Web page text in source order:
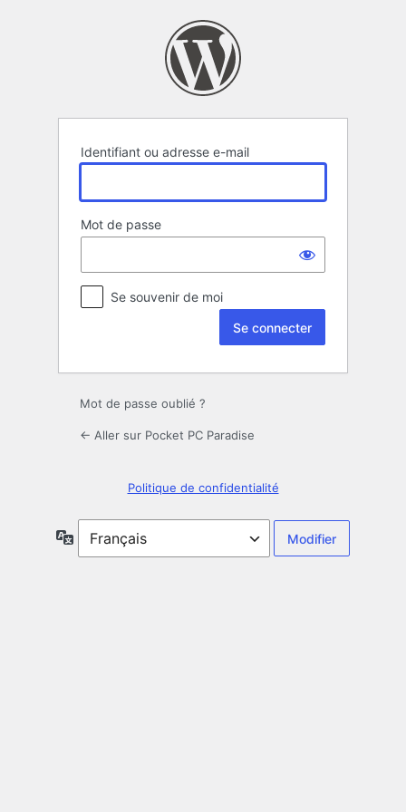
Identifiant ou adresse e-mail
Mot de passe
Se souvenir de moi
Mot de passe oublié ?
← Aller sur Pocket PC Paradise
Politique de confidentialité
Langue